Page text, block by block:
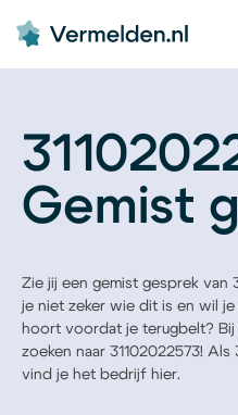
Gemist
Zie jij een gemist gesprek van
je niet zeker wie dit is en wil
hoort voordat je terugbelt? Bij
zoeken naar 31102022573!
vind je het bedrijf hier.